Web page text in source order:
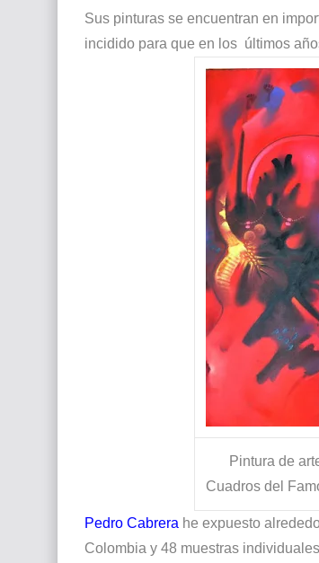
Sus pinturas se encuentran en
incidido para que en los últimos
Pintura de
Cuadros del
Pedro Cabrera he expuesto
Colombia y 48 muestras